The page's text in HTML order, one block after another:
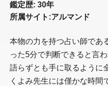
鑑定歴: 30年
所属サイト:アルマンド
本物の力を持つ占い師であ
った5分で判断できると言
語らずとも手に取るように
くよみ先生には僅かな時間